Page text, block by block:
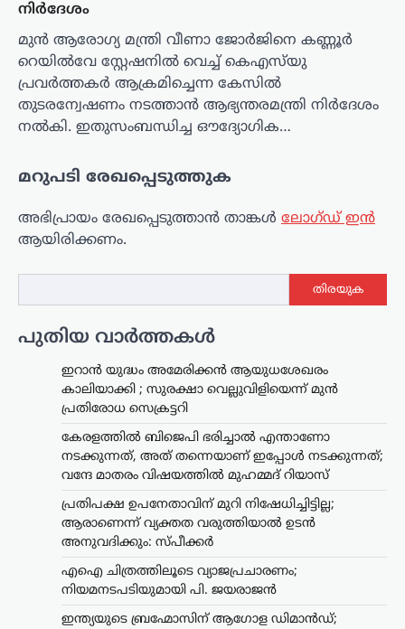
നിർദേശം
മുൻ ആരോഗ്യ മന്ത്രി വീണാ ജോർജിനെ കണ്ണൂർ
റെയിൽവേ സ്റ്റേഷനിൽ വെച്ച് കെഎസ്‌യു
പ്രവർത്തകർ ആക്രമിച്ചെന്ന കേസിൽ
തുടരന്വേഷണം നടത്താൻ ആഭ്യന്തരമന്ത്രി നിർദേശം
നൽകി. ഇതുസംബന്ധിച്ച ഔദ്യോഗിക…
മറുപടി രേഖപ്പെടുത്തുക
അഭിപ്രായം രേഖപ്പെടുത്താ‍ൻ താങ്കൾ ലോഗ്ഡ് ഇൻ
ആയിരിക്കണം.
തിരയുക
പുതിയ വാർത്തകൾ
ഇറാൻ യുദ്ധം അമേരിക്കൻ ആയുധശേഖരം
കാലിയാക്കി ; സുരക്ഷാ വെല്ലുവിളിയെന്ന് മുൻ
പ്രതിരോധ സെക്രട്ടറി
കേരളത്തിൽ ബിജെപി ഭരിച്ചാൽ എന്താണോ
നടക്കുന്നത്, അത് തന്നെയാണ് ഇപ്പോൾ നടക്കുന്നത്;
വന്ദേ മാതരം വിഷയത്തിൽ മുഹമ്മദ് റിയാസ്
പ്രതിപക്ഷ ഉപനേതാവിന് മുറി നിഷേധിച്ചിട്ടില്ല;
ആരാണെന്ന് വ്യക്തത വരുത്തിയാൽ ഉടൻ
അനുവദിക്കും: സ്പീക്കർ
എഐ ചിത്രത്തിലൂടെ വ്യാജപ്രചാരണം;
നിയമനടപടിയുമായി പി. ജയരാജൻ
ഇന്ത്യയുടെ ബ്രഹ്മോസിന് ആഗോള ഡിമാൻഡ്;